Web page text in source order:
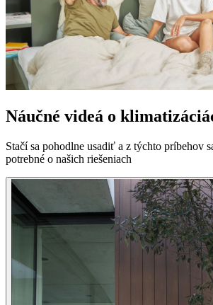
Náučné videá o
Stačí sa pohodlne usadiť a z týchto príbehov
potrebné o našich riešeniach